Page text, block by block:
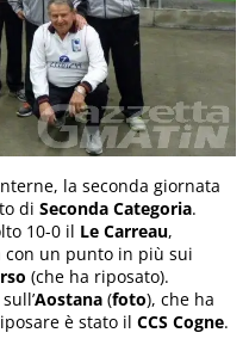
la seconda giornata
diSeconda Categoria.
10-0 il Le Carreau,
con un punto in più sui
(che ha riposato).
sull’Aostana (foto), che ha
è stato ilCCS Cogne.